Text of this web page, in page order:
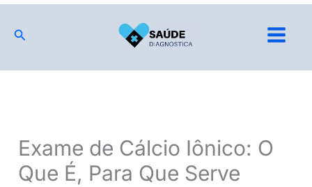
para
conteúdo
Pesquisar
Exame de Cálcio Iônico: O
Que É, Para Que Serve